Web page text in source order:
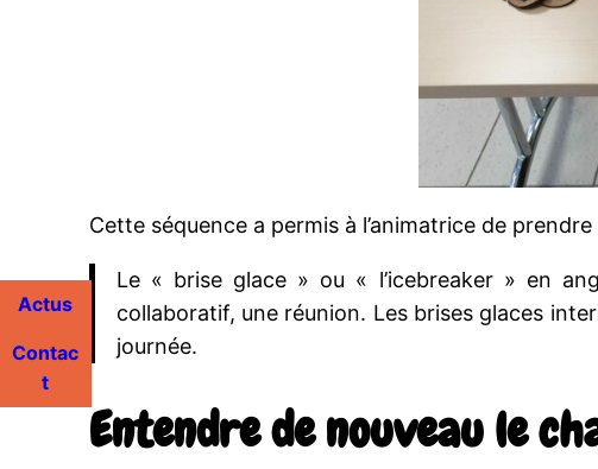
Cette séquence a permis à l’animatrice de
Le « brise glace » ou « l’icebreaker » en
collaboratif, une réunion. Les brises glaces
journée.
Entendre de nouveau le
Actus
Contac
t